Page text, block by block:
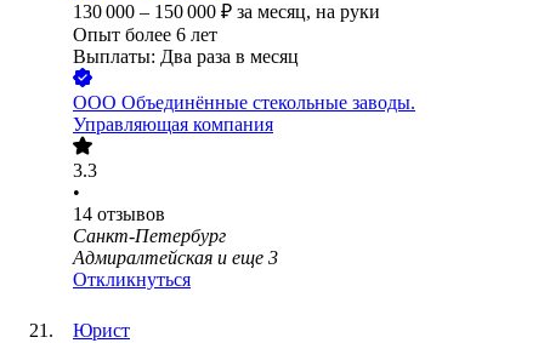
130 000 – 150 000 ₽ за месяц, на руки
Опыт более 6 лет
Выплаты: Два раза в месяц
ООО Объединённые стекольные заводы.
Управляющая компания
3.3
•
14 отзывов
Санкт-Петербург
Адмиралтейская и еще 3
Откликнуться
Юрист